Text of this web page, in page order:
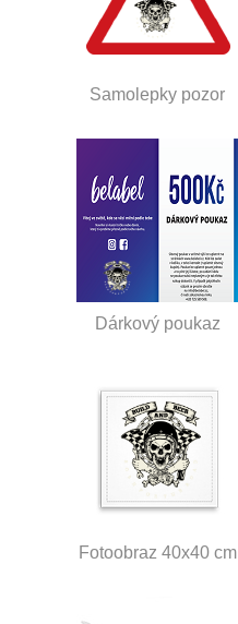
Samolepky pozor
Dárkový poukaz
Fotoobraz 40x40 cm